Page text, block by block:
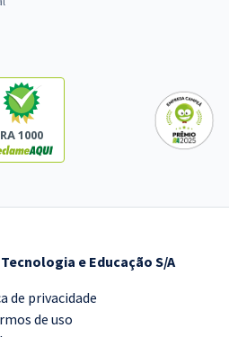
RA 1000
e Educação S/A
de privacidade
de uso